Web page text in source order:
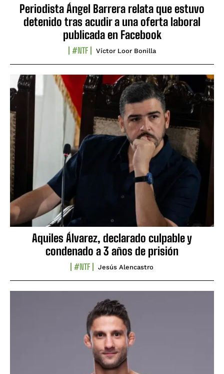
Periodista Ángel Barrera relata que estuvo
detenido tras acudir a una oferta laboral
publicada en Facebook
#NTF Víctor Loor Bonilla
Aquiles Álvarez, declarado culpable y
condenado a 3 años de prisión
#NTF Jesús Alencastro